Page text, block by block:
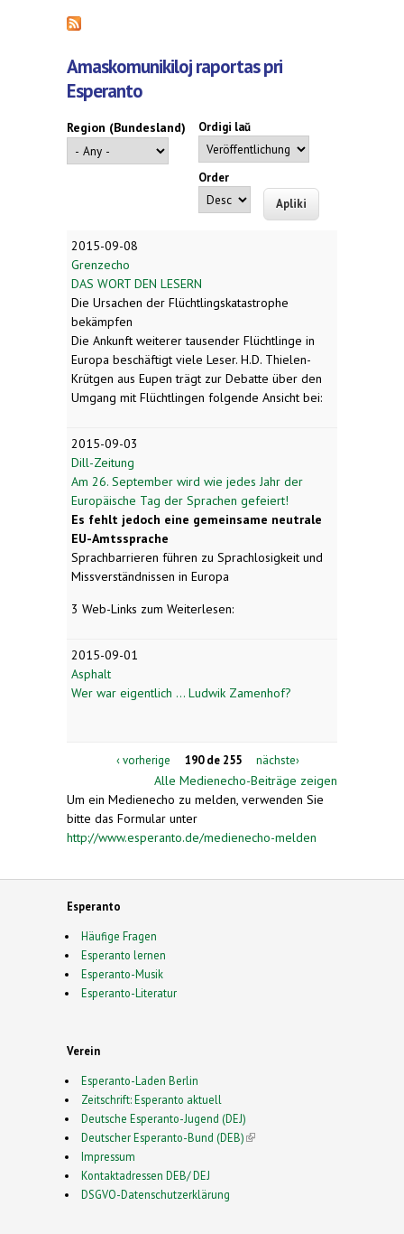
Amaskomunikiloj raportas pri
Esperanto
Region (Bundesland) Ordigi laŭ
Order
2015-09-08
Grenzecho
DAS WORT DEN LESERN
Die Ursachen der Flüchtlingskatastrophe
bekämpfen
Die Ankunft weiterer tausender Flüchtlinge in
Europa beschäftigt viele Leser. H.D. Thielen-
Krütgen aus Eupen trägt zur Debatte über den
Umgang mit Flüchtlingen folgende Ansicht bei:
2015-09-03
Dill-Zeitung
Am 26. September wird wie jedes Jahr der
Europäische Tag der Sprachen gefeiert!
Es fehlt jedoch eine gemeinsame neutrale
EU-Amtssprache
Sprachbarrieren führen zu Sprachlosigkeit und
Missverständnissen in Europa
3 Web-Links zum Weiterlesen:
2015-09-01
Asphalt
Wer war eigentlich ... Ludwik Zamenhof?
‹ vorherige 190 de 255 nächste›
Alle Medienecho-Beiträge zeigen
Um ein Medienecho zu melden, verwenden Sie
bitte das Formular unter
http://www.esperanto.de/medienecho-melden
Esperanto
Häufige Fragen
Esperanto lernen
Esperanto-Musik
Esperanto-Literatur
Verein
Esperanto-Laden Berlin
Zeitschrift: Esperanto aktuell
Deutsche Esperanto-Jugend (DEJ)
Deutscher Esperanto-Bund (DEB)(link is external)
Impressum
Kontaktadressen DEB/ DEJ
DSGVO-Datenschutzerklärung